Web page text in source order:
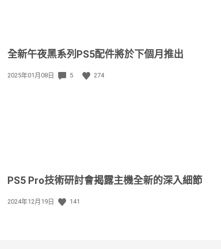
全新午夜黑系列PS5配件將於下個月推出
發
2025年01月08日 5 274
PS5 Pro技術研討會揭露主機全新的深入細節
發
2024年12月19日 141